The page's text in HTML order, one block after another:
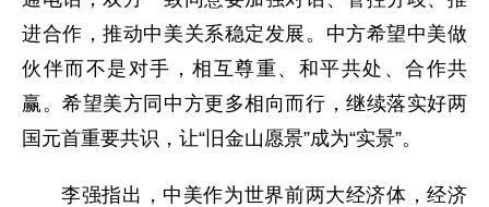
进合作，推动中美关系稳定发展。中方希望中美做
伙伴而不是对手，相互尊重、和平共处、合作共
赢。希望美方同中方更多相向而行，继续落实好两
国元首重要共识，让“旧金山愿景”成为“实景”。
李强指出，中美作为世界前两大经济体，经济